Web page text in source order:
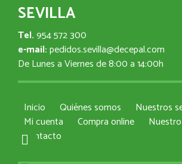
SEVILLA
Tel.954 572 300
e-mail:pedidos.sevilla@decepal.com
De Lunes a Viernes de 8:00 a 14:00h
Inicio Quiénes somos
Nuestros
Mi cuenta
Compra online
Contacto